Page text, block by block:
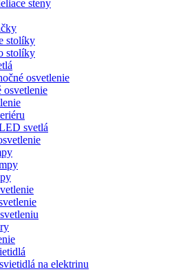
steny
stolíky
stolíky
osvetlenie
osvetlenie
svetlá
na elektrinu